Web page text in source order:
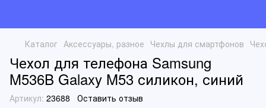
Каталог Аксессуары, разное Чехлы для смартфонов
Чехол для телефона Samsung
M536B Galaxy M53 силикон, синий
Артикул: 23688 Оставить отзыв